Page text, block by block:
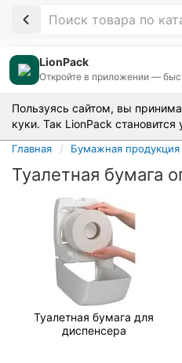
LionPack
Пользуясь сайтом, вы
куки. Так LionPack становится
Главная Бумажная продукция
Туалетная бумага
Туалетная бумага для
диспенсера